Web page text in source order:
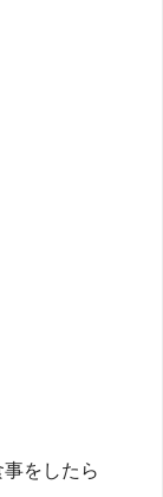
をしたら